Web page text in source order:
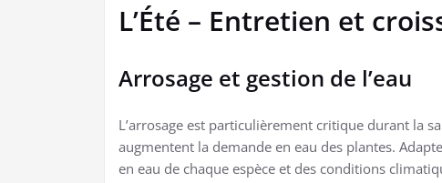
L’Été – Entretien et
Arrosage et gestion de l’eau
L’arrosage est particulièrement critique durant la
augmentent la demande en eau des plantes.
en eau de chaque espèce et des conditions